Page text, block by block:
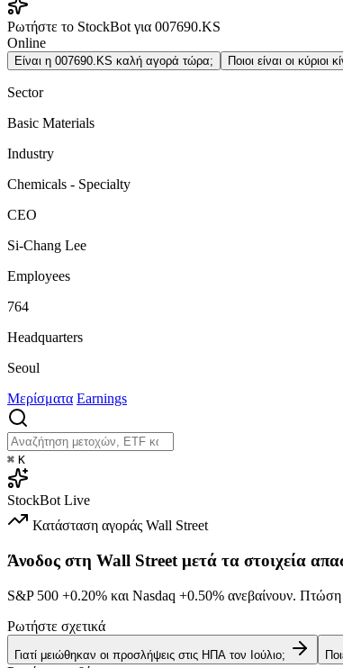
Ρωτήστε το StockBot για 007690.KS
Online
Είναι η 007690.KS καλή αγορά τώρα; Ποιοι είναι οι κύριοι
Sector
Basic Materials
Industry
Chemicals - Specialty
CEO
Si-Chang Lee
Employees
764
Headquarters
Seoul
Μερίσματα Earnings
⌘ K
StockBot Live
Κατάσταση αγοράς Wall Street
Άνοδος στη Wall Street μετά τα στοιχεία
S&P 500 +0.20% και Nasdaq +0.50% ανεβαίνουν. Πτώση
Ρωτήστε σχετικά
Γιατί μειώθηκαν οι προσλήψεις στις ΗΠΑ τον Ιούλιο;